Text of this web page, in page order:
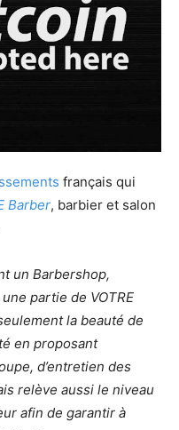
français qui
Barber, barbier et salon
un Barbershop,
partie de VOTRE
la beauté de
en proposant
d’entretien des
relève aussi le niveau
afin de garantir à